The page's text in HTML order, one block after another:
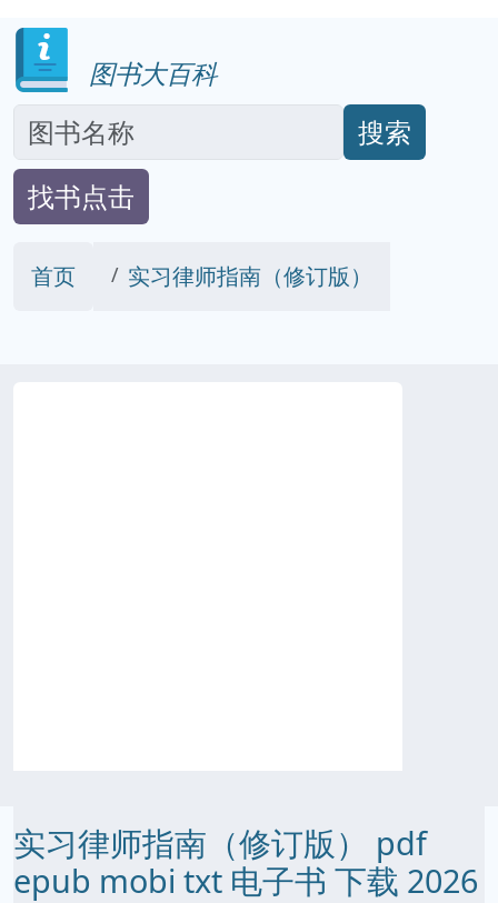
图书大百科
搜索
找书点击
首页 实习律师指南（修订版）
实习律师指南（修订版） pdf
epub mobi txt 电子书 下载 2026